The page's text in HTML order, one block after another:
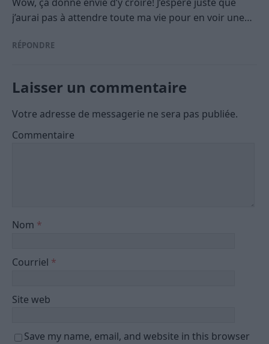
j’aurai pas à attendre toute ma vie pour en voir une…
RÉPONDRE
Laisser un commentaire
Votre adresse de messagerie ne sera pas publiée.
Commentaire
Nom *
Courriel *
Site web
Save my name, email, and website in this browser